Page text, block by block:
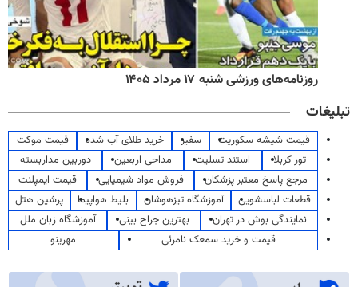
روزنامه‌های ورزشی شنبه ۱۷ مرداد ۱۴۰۵
تبلیغات
قیمت شیشه سکوریت سفیر خرید طلای آب شده
قیمت موکت
تور کربلا
استند تسلیت مداحی اربعین
دوربین مداربسته
مرجع پاسخ معتبر پزشکان
فروش مواد شیمیایی
قیمت ایمپلنت
قطعات لباسشویی
آموزشگاه تیزهوشان بلیط هواپیما
پرشین هتل
نمایندگی بوش در تهران
بهترین جراح بینی
آموزشگاه زبان ملل
قیمت و خرید سمعک نامرئی
مهرینو